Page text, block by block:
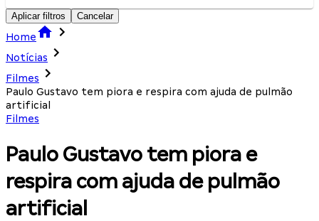
Aplicar filtros Cancelar
Home
Notícias
Filmes
Paulo Gustavo tem piora e respira com ajuda de pulmão
artificial
Filmes
Paulo Gustavo tem piora e
respira com ajuda de pulmão
artificial